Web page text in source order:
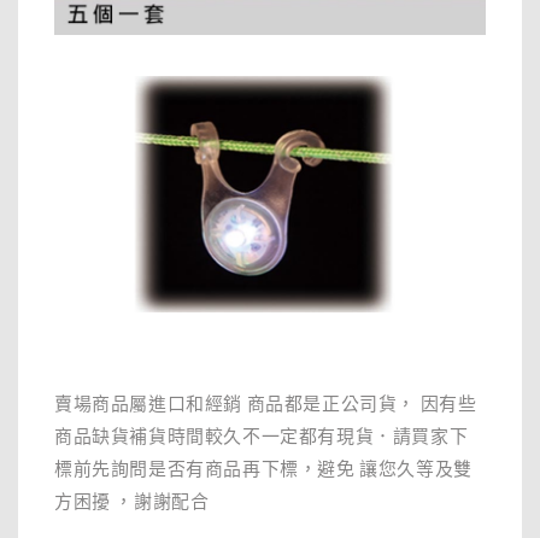
賣場商品屬進口和經銷 商品都是正公司貨， 因有些
商品缺貨補貨時間較久不一定都有現貨．請買家下
標前先詢問是否有商品再下標，避免 讓您久等及雙
方困擾 ，謝謝配合